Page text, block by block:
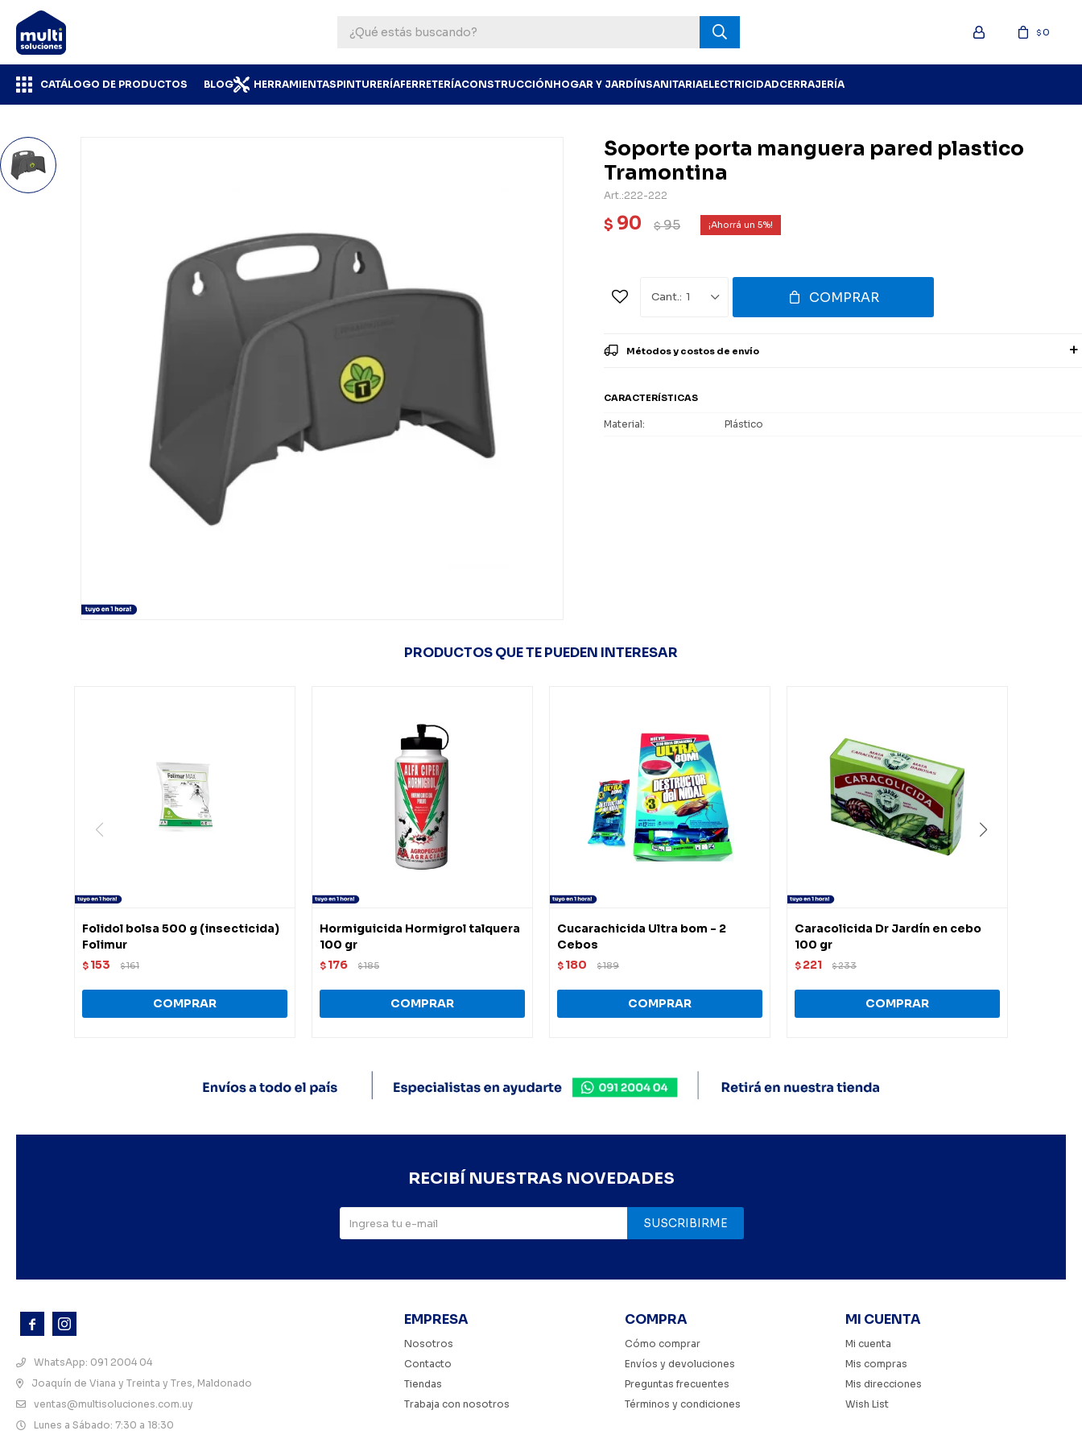
CATÁLOGO DE PRODUCTOS BLOG HERRAMIENTASPINTURERÍAFERRETERÍACONSTRUCCIÓNHOGAR Y JARDÍNSANITARIAELECTRICIDADCERRAJERÍA
$0
Soporte porta manguera pared plastico
Tramontina
222-222
$ 90 $95 5
1 COMPRAR
Métodos y costos de envío
CARACTERÍSTICAS
Material Plástico
PRODUCTOS QUE TE PUEDEN INTERESAR
Folidol bolsa 500 g (insecticida)
Folimur
$ 153 $161
Hormiguicida Hormigrol talquera
100 gr
$ 176 $185
Cucarachicida Ultra bom - 2
Cebos
$ 180 $189
Caracolicida Dr Jardín en cebo
100 gr
$ 221 $233
 
WhatsApp: 091 2004 04
Joaquín de Viana y Treinta y Tres, Maldonado
ventas@multisoluciones.com.uy
Lunes a Sábado: 7:30 a 18:30
EMPRESA
Nosotros
Contacto
Tiendas
Trabaja con nosotros
COMPRA
Cómo comprar
Envíos y devoluciones
Preguntas frecuentes
Términos y condiciones
MI CUENTA
Mi cuenta
Mis compras
Mis direcciones
Wish List
RECIBÍ NUESTRAS NOVEDADES
SUSCRIBIRME